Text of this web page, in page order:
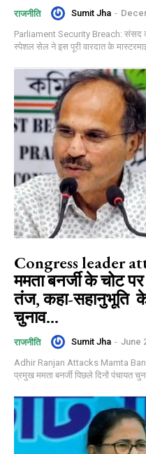
राजनीति Sumit Jha -
Parliament Security Breach: संसद
स्पेशल सेल ने इस पूरी वारदात के
Congress leader
ममता बनर्जी के चोट
तंज, कहा-सहानुभूति के
चुनाव...
राजनीति Sumit Jha - June
Adhir Ranjan Attacks Mamta
प्रमुख ममता बनर्जी पिछले दिनों पंचायत